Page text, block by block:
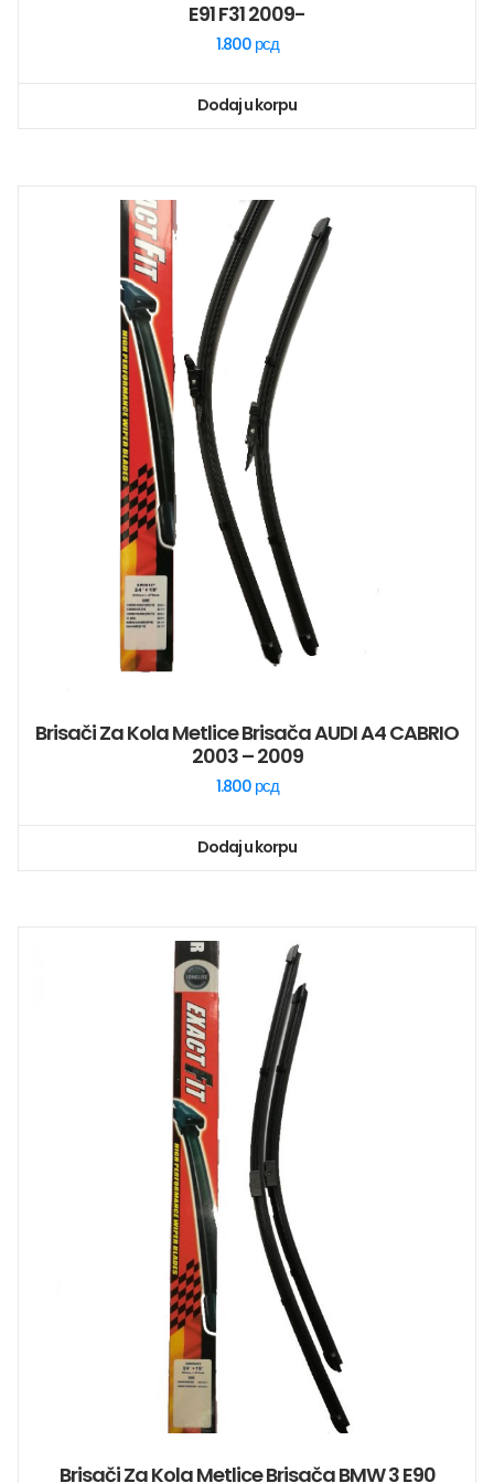
E91 F31 2009-
1.800 рсд
Dodaj u korpu
Brisači Za Kola Metlice Brisača AUDI A4 CABRIO
2003 – 2009
1.800 рсд
Dodaj u korpu
Brisači Za Kola Metlice Brisača BMW 3 E90